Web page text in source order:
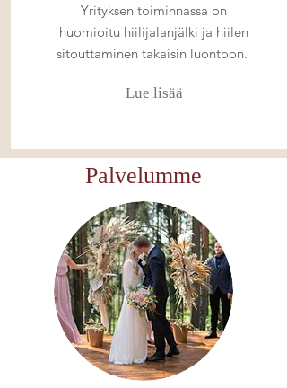
Yrityksen toiminnassa on
huomioitu hiilijalanjälki ja hiilen
sitouttaminen takaisin luontoon.
Lue lisää
Palvelumme